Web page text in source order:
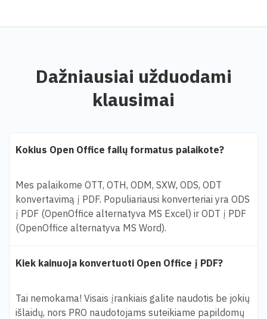
Dažniausiai užduodami
klausimai
Kokius Open Office failų formatus palaikote?
Mes palaikome OTT, OTH, ODM, SXW, ODS, ODT
konvertavimą į PDF. Populiariausi konverteriai yra ODS
į PDF (OpenOffice alternatyva MS Excel) ir ODT į PDF
(OpenOffice alternatyva MS Word).
Kiek kainuoja konvertuoti Open Office į PDF?
Tai nemokama! Visais įrankiais galite naudotis be jokių
išlaidų, nors PRO naudotojams suteikiame papildomų